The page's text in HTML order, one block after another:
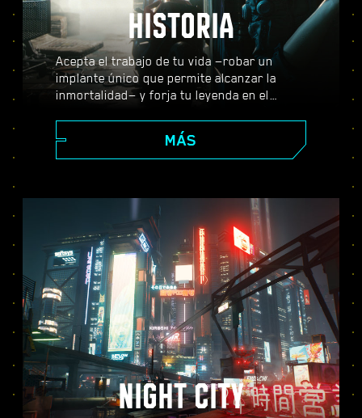
HISTORIA
Acepta el trabajo de tu vida —robar un
implante único que permite alcanzar la
inmortalidad— y forja tu leyenda en el
tus decisiones darán forma a la historia y a
las personas que te rodean. Realiza todo
tipo de encargos para prosperar desde
mientras descubres los misterios que
envuelven al valiosísimo implante con el
que todo el mundo quiere hacerse.
MÁS
NIGHT CITY